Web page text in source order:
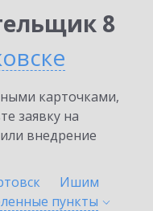
8
карточками,
заявку на
внедрение
Ишим
пункты